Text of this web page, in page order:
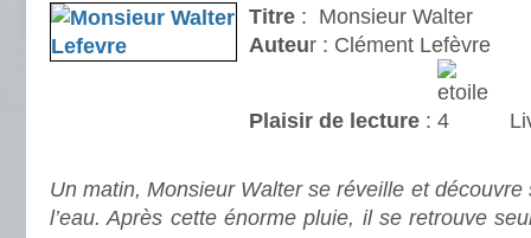
Titre : Monsieur Walter
Auteur : Clément Lefèvre
Plaisir de lecture :
Un matin, Monsieur Walter se réveille et
l’eau. Après cette énorme pluie, il se retrouve